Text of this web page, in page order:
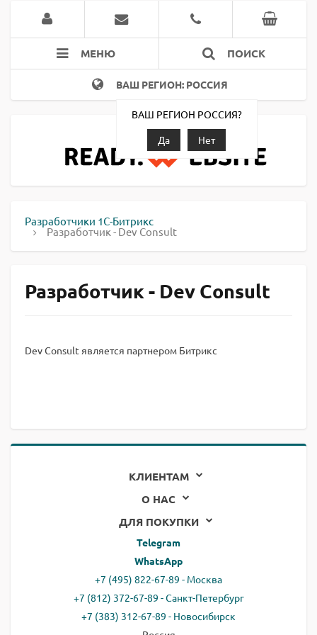
МЕНЮ ПОИСК
ВАШ РЕГИОН: РОССИЯ
ВАШ РЕГИОН РОССИЯ?
Да
Нет
Разработчики 1С-Битрикс
Разработчик - Dev Consult
Разработчик - Dev Consult
Dev Consult является партнером Битрикс
КЛИЕНТАМ
О НАС
ДЛЯ ПОКУПКИ
Telegram
WhatsApp
+7 (495) 822-67-89 - Москва
+7 (812) 372-67-89 - Санкт-Петербург
+7 (383) 312-67-89 - Новосибирск